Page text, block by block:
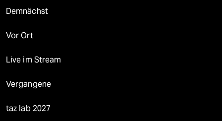
Demnächst
Vor Ort
Live im Stream
Vergangene
taz lab 2027